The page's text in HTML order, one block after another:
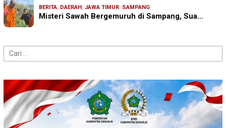
BERITA, DAERAH, JAWA TIMUR, SAMPANG
Misteri Sawah Bergemuruh di Sampang, Sua…
Cari
untuk: